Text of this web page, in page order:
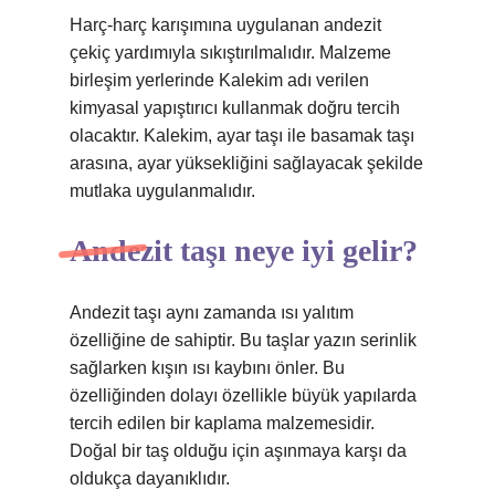
Harç-harç karışımına uygulanan andezit
çekiç yardımıyla sıkıştırılmalıdır. Malzeme
birleşim yerlerinde Kalekim adı verilen
kimyasal yapıştırıcı kullanmak doğru tercih
olacaktır. Kalekim, ayar taşı ile basamak taşı
arasına, ayar yüksekliğini sağlayacak şekilde
mutlaka uygulanmalıdır.
Andezit taşı neye iyi gelir?
Andezit taşı aynı zamanda ısı yalıtım
özelliğine de sahiptir. Bu taşlar yazın serinlik
sağlarken kışın ısı kaybını önler. Bu
özelliğinden dolayı özellikle büyük yapılarda
tercih edilen bir kaplama malzemesidir.
Doğal bir taş olduğu için aşınmaya karşı da
oldukça dayanıklıdır.